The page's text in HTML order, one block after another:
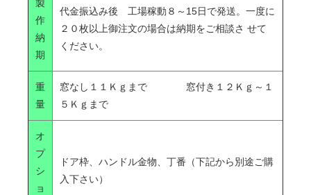
製
作
納
期
代金振込み後 工場稼動８～15日で発送。一度に
２０枚以上御注文の場合は納期をご相談さ せて
ください。
重
量
窓なし１１Ｋｇまで 窓付き１２Ｋｇ～１
５Ｋｇまで
オ
プ
シ
ョ
ドア枠、ハンドル金物、丁番（下記から別途ご購
入下さい）